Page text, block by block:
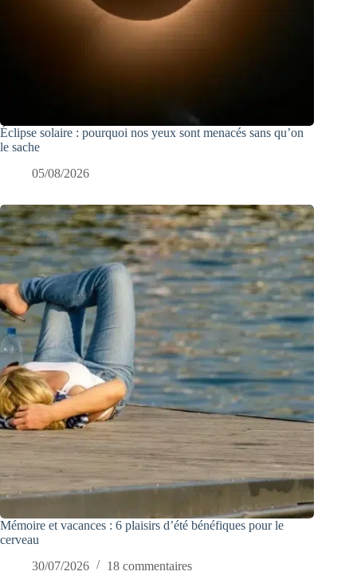
Éclipse solaire : pourquoi nos yeux sont menacés sans qu’on
le sache
05/08/2026
Mémoire et vacances : 6 plaisirs d’été bénéfiques pour le
cerveau
30/07/2026
18 commentaires